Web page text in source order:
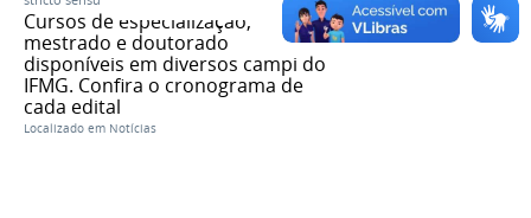
Cursos de especialização,
mestrado e doutorado
disponíveis em diversos campi do
IFMG. Confira o cronograma de
cada edital
Localizado em Notícias